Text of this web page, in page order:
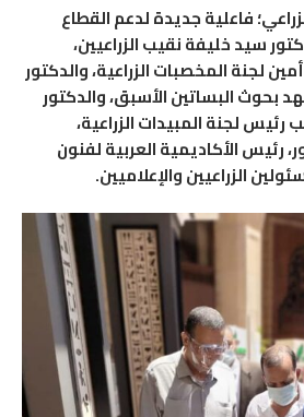
فاعلية جديدة لدعم القطاع
سيد خليفة نقيب الزراعيين،
لجنة المخصبات الزراعية، والدكتور
البساتين الأسبق، والدكتور
لجنة المبيدات الزراعية،
رئيس الأكاديمية العربية لفنون
الزراعيين والإعلاميين.